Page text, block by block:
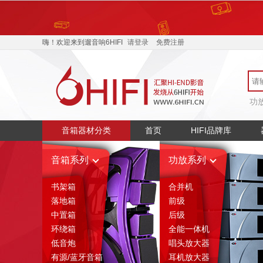
嗨！欢迎来到遛音响6HIFI 请登录 免费注册
功
音箱器材分类 首页 HIFI品牌库
音箱系列
书架箱
落地箱
中置箱
环绕箱
低音炮
有源/蓝牙音箱
功放系列
合并机
前级
后级
全能一体机
唱头放大器
耳机放大器
产品介